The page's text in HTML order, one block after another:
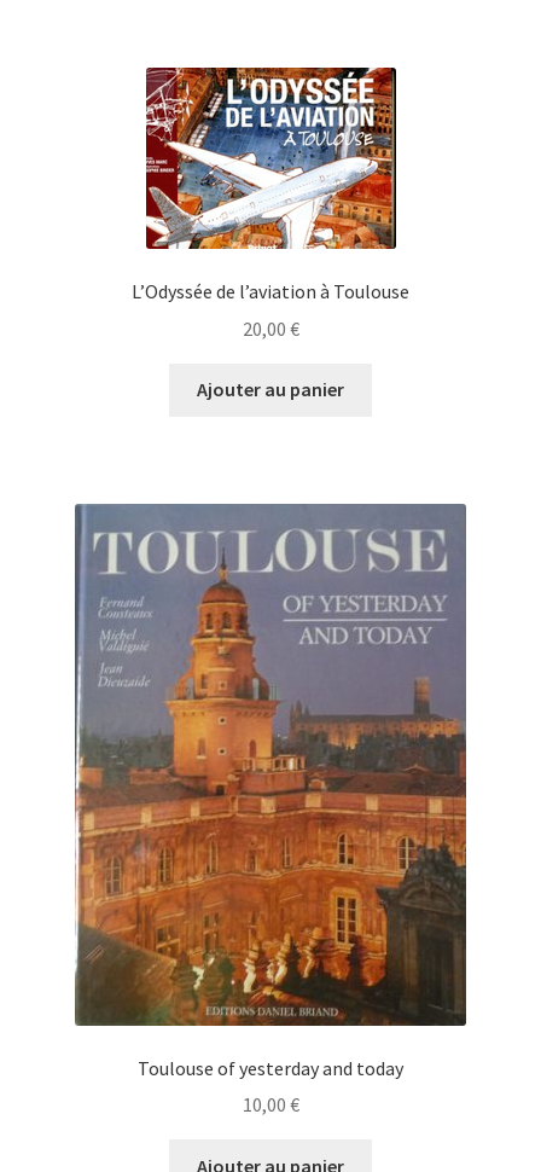
L’Odyssée de l’aviation à Toulouse
20,00 €
Ajouter au panier
Toulouse of yesterday and today
10,00 €
Ajouter au panier